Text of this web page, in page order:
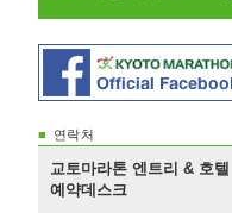
■ 연락처
교토마라톤 엔트리 & 호텔
예약데스크